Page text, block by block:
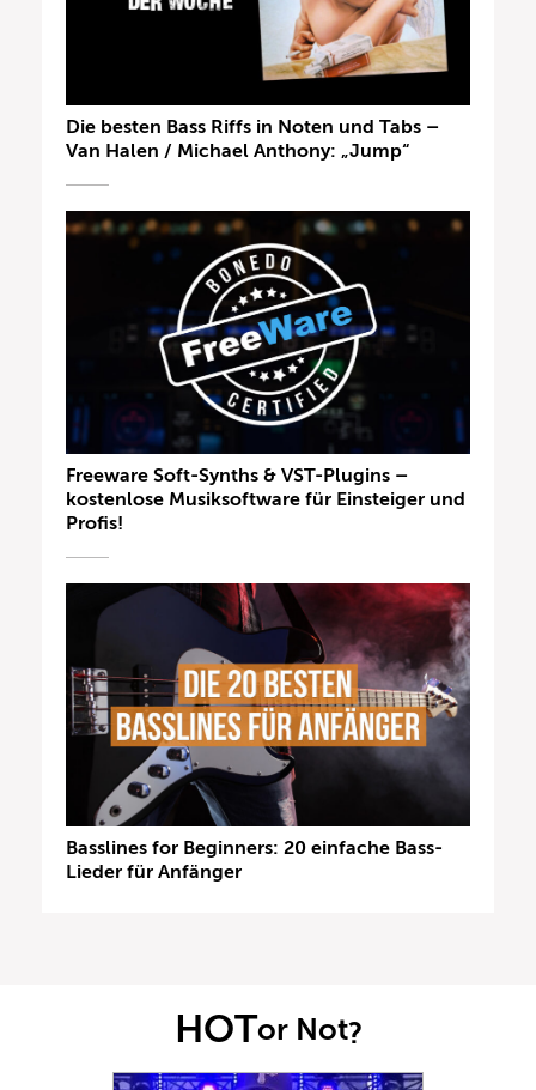
Die besten Bass Riffs in Noten und Tabs –
Van Halen / Michael Anthony: „Jump“
Freeware Soft-Synths & VST-Plugins –
kostenlose Musiksoftware für Einsteiger und
Profis!
Basslines for Beginners: 20 einfache Bass-
Lieder für Anfänger
HOTor Not?